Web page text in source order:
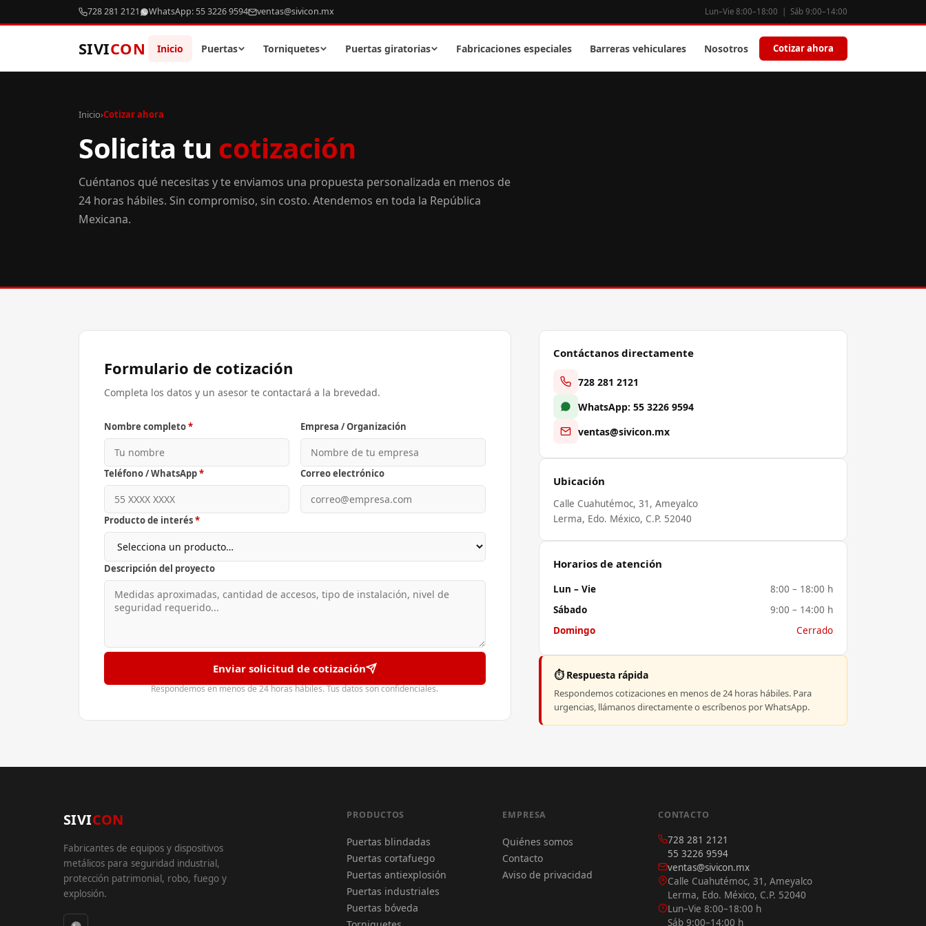
728 281 2121 WhatsApp: 55 3226 9594 ventas@sivicon.mx Lun–Vie 8:00–18:00 | Sáb 9:00–14:00
SIVICON Inicio Puertas Torniquetes Puertas giratorias Fabricaciones especiales Barreras vehiculares Nosotros Cotizar ahora
Inicio›Cotizar ahora
Solicita tu cotización
Cuéntanos qué necesitas y te enviamos una propuesta personalizada en menos de
24 horas hábiles. Sin compromiso, sin costo. Atendemos en toda la República
Mexicana.
Formulario de cotización
Completa los datos y un asesor te contactará a la brevedad.
Nombre completo* Empresa / Organización
Teléfono / WhatsApp* Correo electrónico
Producto de interés*
Descripción del proyecto
Enviar solicitud de cotización
Respondemos en menos de 24 horas hábiles. Tus datos son confidenciales.
Contáctanos directamente
728 281 2121
WhatsApp: 55 3226 9594
ventas@sivicon.mx
Ubicación
Calle Cuahutémoc, 31, Ameyalco
Lerma, Edo. México, C.P. 52040
Horarios de atención
Lun – Vie
8:00 – 18:00 h
Sábado
9:00 – 14:00 h
Domingo
Cerrado
⏱️ Respuesta rápida
Respondemos cotizaciones en menos de 24 horas hábiles. Para
urgencias, llámanos directamente o escríbenos por WhatsApp.
SIVICON
Fabricantes de equipos y dispositivos
metálicos para seguridad industrial,
protección patrimonial, robo, fuego y
explosión.
PRODUCTOS
Puertas blindadas
Puertas cortafuego
Puertas antiexplosión
Puertas industriales
Puertas bóveda
EMPRESA
Quiénes somos
Contacto
Aviso de privacidad
CONTACTO
728 281 2121
55 3226 9594
ventas@sivicon.mx
Calle Cuahutémoc, 31, Ameyalco
Lerma, Edo. México, C.P. 52040
Lun–Vie 8:00–18:00 h
Sáb 9:00–14:00 h